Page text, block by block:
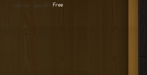
Free
| التحميل : مرة/مرات